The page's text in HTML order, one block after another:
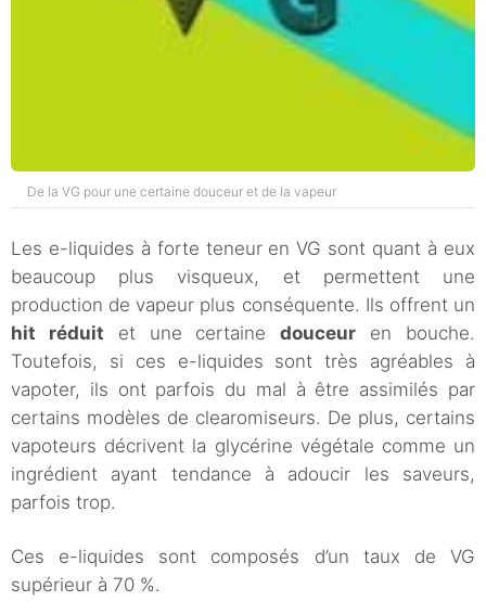
De la VG pour une certaine douceur et de la vapeur
Les e-liquides à forte teneur en VG sont quant à eux
beaucoup plus visqueux, et permettent une
production de vapeur plus conséquente. Ils offrent un
hit réduit et une certainedouceur en bouche.
Toutefois, si ces e-liquides sont très agréables à
vapoter, ils ont parfois du mal à être assimilés par
certains modèles de clearomiseurs. De plus, certains
vapoteurs décrivent la glycérine végétale comme un
ingrédient ayant tendance à adoucir les saveurs,
parfois trop.
Ces e-liquides sont composés d’un taux de VG
supérieur à 70 %.